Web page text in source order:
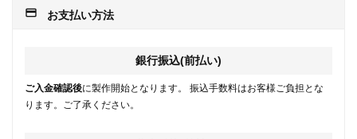
payment お支払い方法
銀行振込(前払い)
ご入金確認後に製作開始となります。 振込手数料はお客様ご負担とな
ります。ご了承ください。